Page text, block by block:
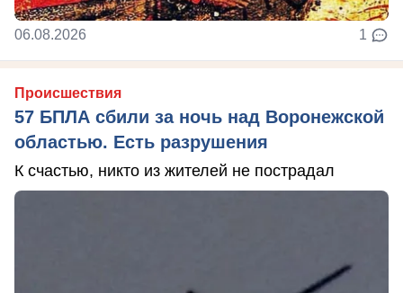
06.08.2026 1
Происшествия
57 БПЛА сбили за ночь над Воронежской
областью. Есть разрушения
К счастью, никто из жителей не пострадал